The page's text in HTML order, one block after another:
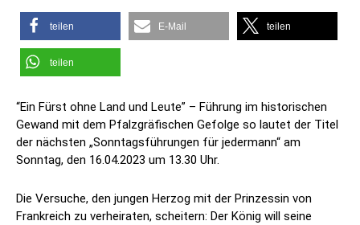
teilen E-Mail teilen
teilen
“Ein Fürst ohne Land und Leute” – Führung im historischen
Gewand mit dem Pfalzgräfischen Gefolge so lautet der Titel
der nächsten „Sonntagsführungen für jedermann“ am
Sonntag, den 16.04.2023 um 13.30 Uhr.
Die Versuche, den jungen Herzog mit der Prinzessin von
Frankreich zu verheiraten, scheitern: Der König will seine